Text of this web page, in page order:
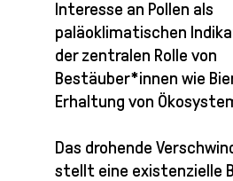
Interesse an Pollen als
paläoklimatischen
der zentralen Rolle von
Bestäuber*innen wie
Erhaltung von
Das drohende
stellt eine existenzielle